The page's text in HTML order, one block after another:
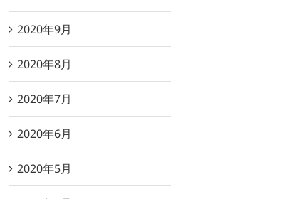
2020年9月
2020年8月
2020年7月
2020年6月
2020年5月